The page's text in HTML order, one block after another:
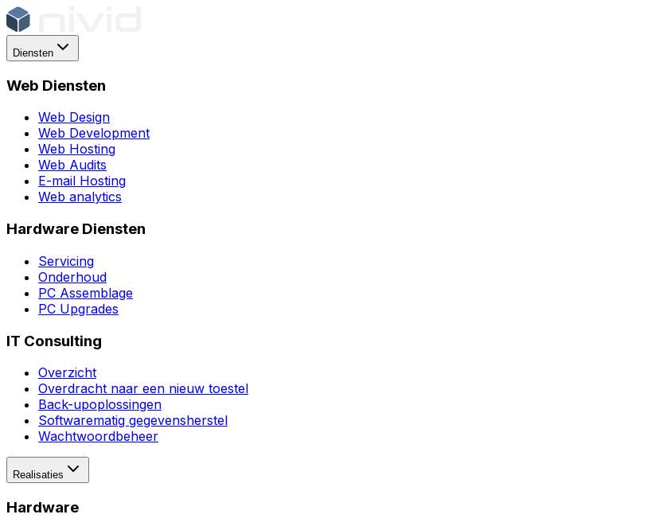
Diensten
Web Diensten
Web Design
Web Development
Web Hosting
Web Audits
E-mail Hosting
Web analytics
Hardware Diensten
Servicing
Onderhoud
PC Assemblage
PC Upgrades
IT Consulting
Overzicht
Overdracht naar een nieuw toestel
Back-upoplossingen
Softwarematig gegevensherstel
Wachtwoordbeheer
Realisaties
Hardware